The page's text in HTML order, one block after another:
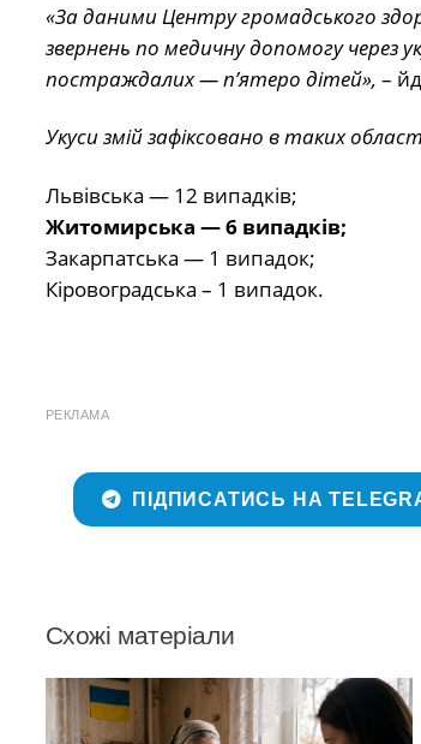
«За даними Центру громадського
звернень по медичну допомогу через
постраждалих — п’ятеро дітей», –
Укуси змій зафіксовано в таких
Львівська — 12 випадків;
Житомирська — 6 випадків;
Закарпатська — 1 випадок;
Кіровоградська – 1 випадок.
РЕКЛАМА
ПІДПИСАТИСЬ НА
Схожі матеріали